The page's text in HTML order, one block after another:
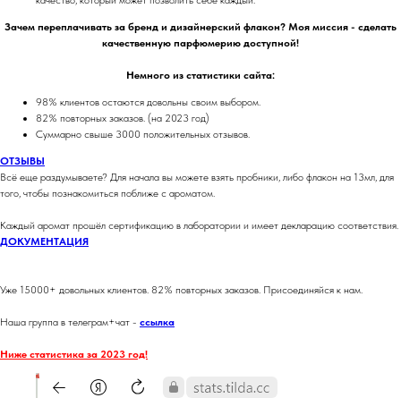
Зачем переплачивать за бренд и дизайнерский флакон? Моя миссия - сделать
качественную парфюмерию доступной!
Немного из статистики сайта:
98% клиентов остаются довольны своим выбором.
82% повторных заказов. (на 2023 год)
Суммарно свыше 3000 положительных отзывов.
ОТЗЫВЫ
Всё еще раздумываете? Для начала вы можете взять пробники, либо флакон на 13мл, для
того, чтобы познакомиться поближе с ароматом.
Каждый аромат прошёл сертификацию в лаборатории и имеет декларацию соответствия.
ДОКУМЕНТАЦИЯ
Уже 15000+ довольных клиентов. 82% повторных заказов. Присоединяйся к нам.
Наша группа в телеграм+чат - ссылка
Ниже статистика за 2023 год!